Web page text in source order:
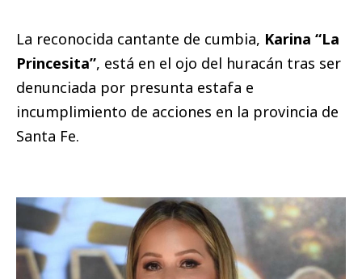
La reconocida cantante de cumbia, Karina “La
Princesita”, está en el ojo del huracán tras ser
denunciada por presunta estafa e
incumplimiento de acciones en la provincia de
Santa Fe.